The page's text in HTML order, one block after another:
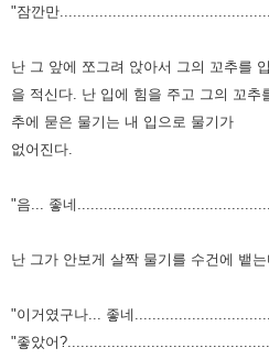
"잠깐만
난 그 앞에 쪼그려 앉아서 그의 꼬추를
을 적신다. 난 입에 힘을 주고 그의 꼬추
추에 묻은 물기는 내 입으로 물기가
없어진다.
"음... 좋네
난 그가 안보게 살짝 물기를 수건에 뱉는
"이거였구나... 좋네
"좋았어